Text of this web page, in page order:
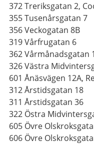
372 Treriksgatan 2,
355 Tusenårsgatan 7
356 Veckogatan 8B
319 Vårfrugatan 6
362 Vårmånadsgatan
326 Västra
601 Ånäsvägen 12A,
312 Årstidsgatan 18
311 Årstidsgatan 36
322 Östra
605 Övre
606 Övre